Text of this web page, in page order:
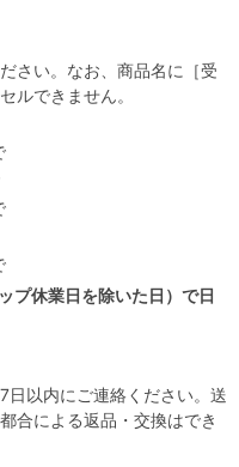
さい。なお、商品名に［受
ルできません。
プ休業日を除いた日）で日
日以内にご連絡ください。送
合による返品・交換はでき